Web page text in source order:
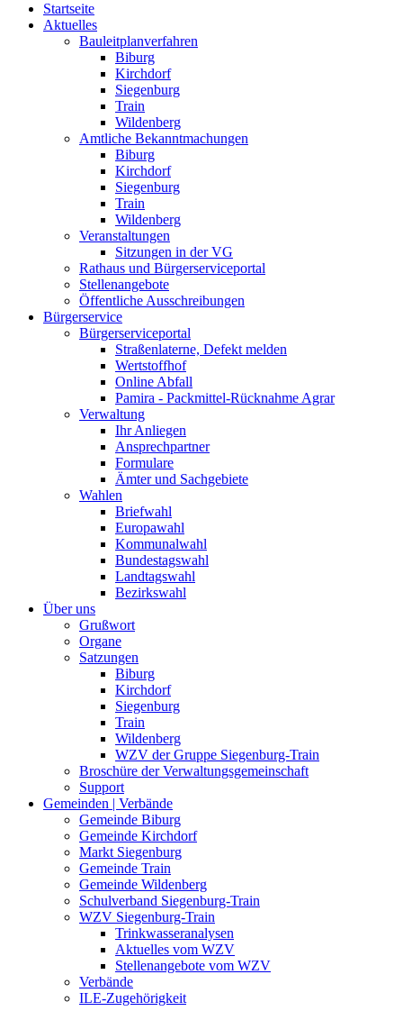
Startseite
Aktuelles
Bauleitplanverfahren
Biburg
Kirchdorf
Siegenburg
Train
Wildenberg
Amtliche Bekanntmachungen
Biburg
Kirchdorf
Siegenburg
Train
Wildenberg
Veranstaltungen
Sitzungen in der VG
Rathaus und Bürgerserviceportal
Stellenangebote
Öffentliche Ausschreibungen
Bürgerservice
Bürgerserviceportal
Straßenlaterne, Defekt melden
Wertstoffhof
Online Abfall
Pamira - Packmittel-Rücknahme Agrar
Verwaltung
Ihr Anliegen
Ansprechpartner
Formulare
Ämter und Sachgebiete
Wahlen
Briefwahl
Europawahl
Kommunalwahl
Bundestagswahl
Landtagswahl
Bezirkswahl
Über uns
Grußwort
Organe
Satzungen
Biburg
Kirchdorf
Siegenburg
Train
Wildenberg
WZV der Gruppe Siegenburg-Train
Broschüre der Verwaltungsgemeinschaft
Support
Gemeinden | Verbände
Gemeinde Biburg
Gemeinde Kirchdorf
Markt Siegenburg
Gemeinde Train
Gemeinde Wildenberg
Schulverband Siegenburg-Train
WZV Siegenburg-Train
Trinkwasseranalysen
Aktuelles vom WZV
Stellenangebote vom WZV
Verbände
ILE-Zugehörigkeit